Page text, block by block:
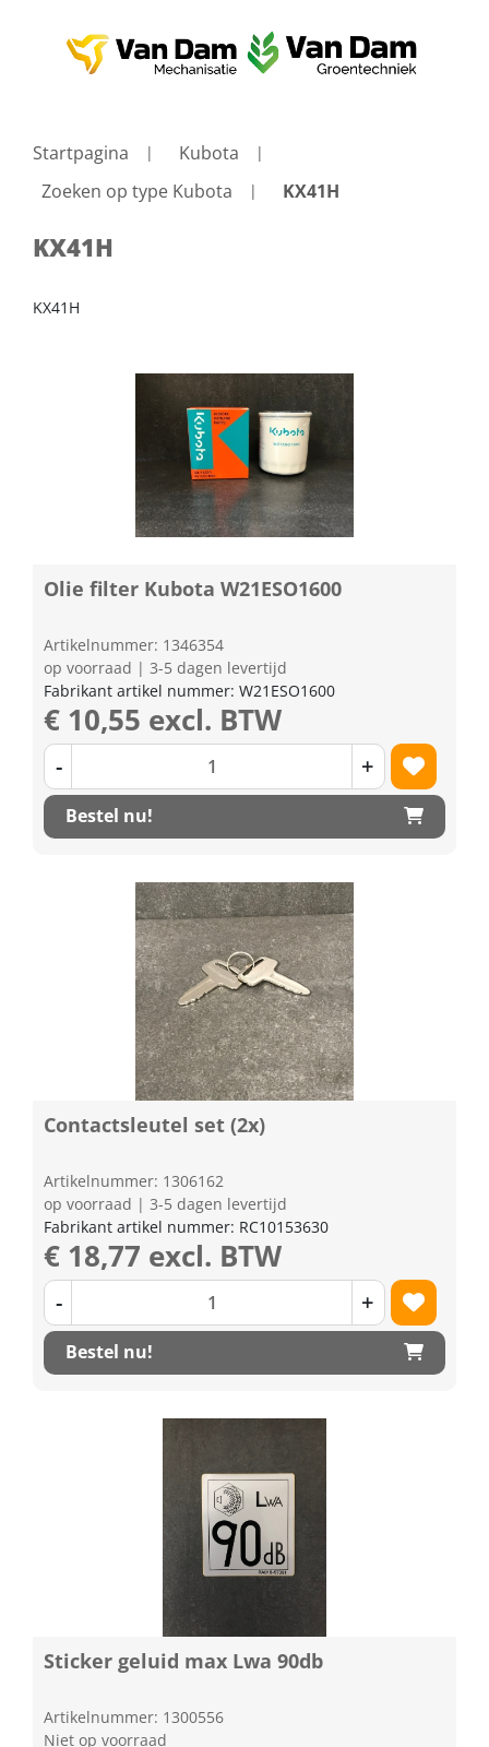
Startpagina
Kubota
Zoeken op type Kubota
KX41H
KX41H
KX41H
Olie filter Kubota W21ESO1600
Artikelnummer: 1346354
op voorraad | 3-5 dagen levertijd
Fabrikant artikel nummer: W21ESO1600
€ 10,55 excl. BTW
- +
Bestel nu!
Contactsleutel set (2x)
Artikelnummer: 1306162
op voorraad | 3-5 dagen levertijd
Fabrikant artikel nummer: RC10153630
€ 18,77 excl. BTW
- +
Bestel nu!
Sticker geluid max Lwa 90db
Artikelnummer: 1300556
Niet op voorraad